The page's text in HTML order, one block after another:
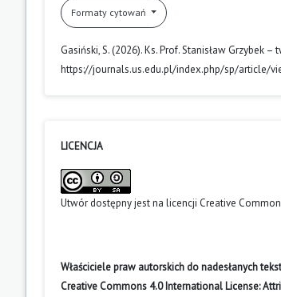
Formaty cytowań
Gasiński, S. (2026). Ks. Prof. Stanisław Grzybek
https://journals.us.edu.pl/index.php/sp/article/
LICENCJA
Utwór dostępny jest na licencji Creative
Właściciele praw autorskich do nadesłanych
Creative Commons 4.0 International License: